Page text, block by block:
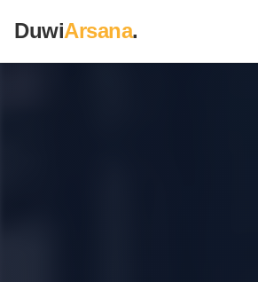
DuwiArsana.